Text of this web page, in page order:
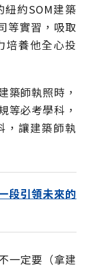
約SOM建築
等實習，吸取
培養他全心投
築師執照時，
等必考學科，
，讓建築師執
段引領未來的
一定要（拿建